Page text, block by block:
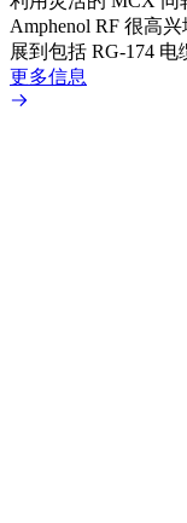
Amphenol RF 很高
展到包括 RG-174 电
更多信息